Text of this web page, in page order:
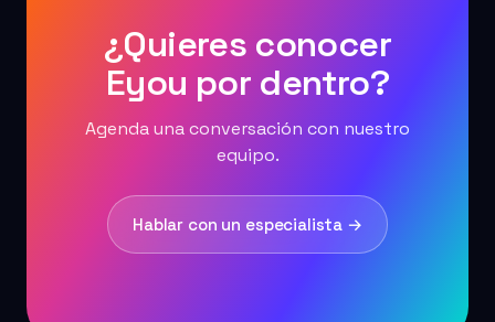
¿Quieres conocer
Eyou por dentro?
Agenda una conversación con nuestro
equipo.
Hablar con un especialista →